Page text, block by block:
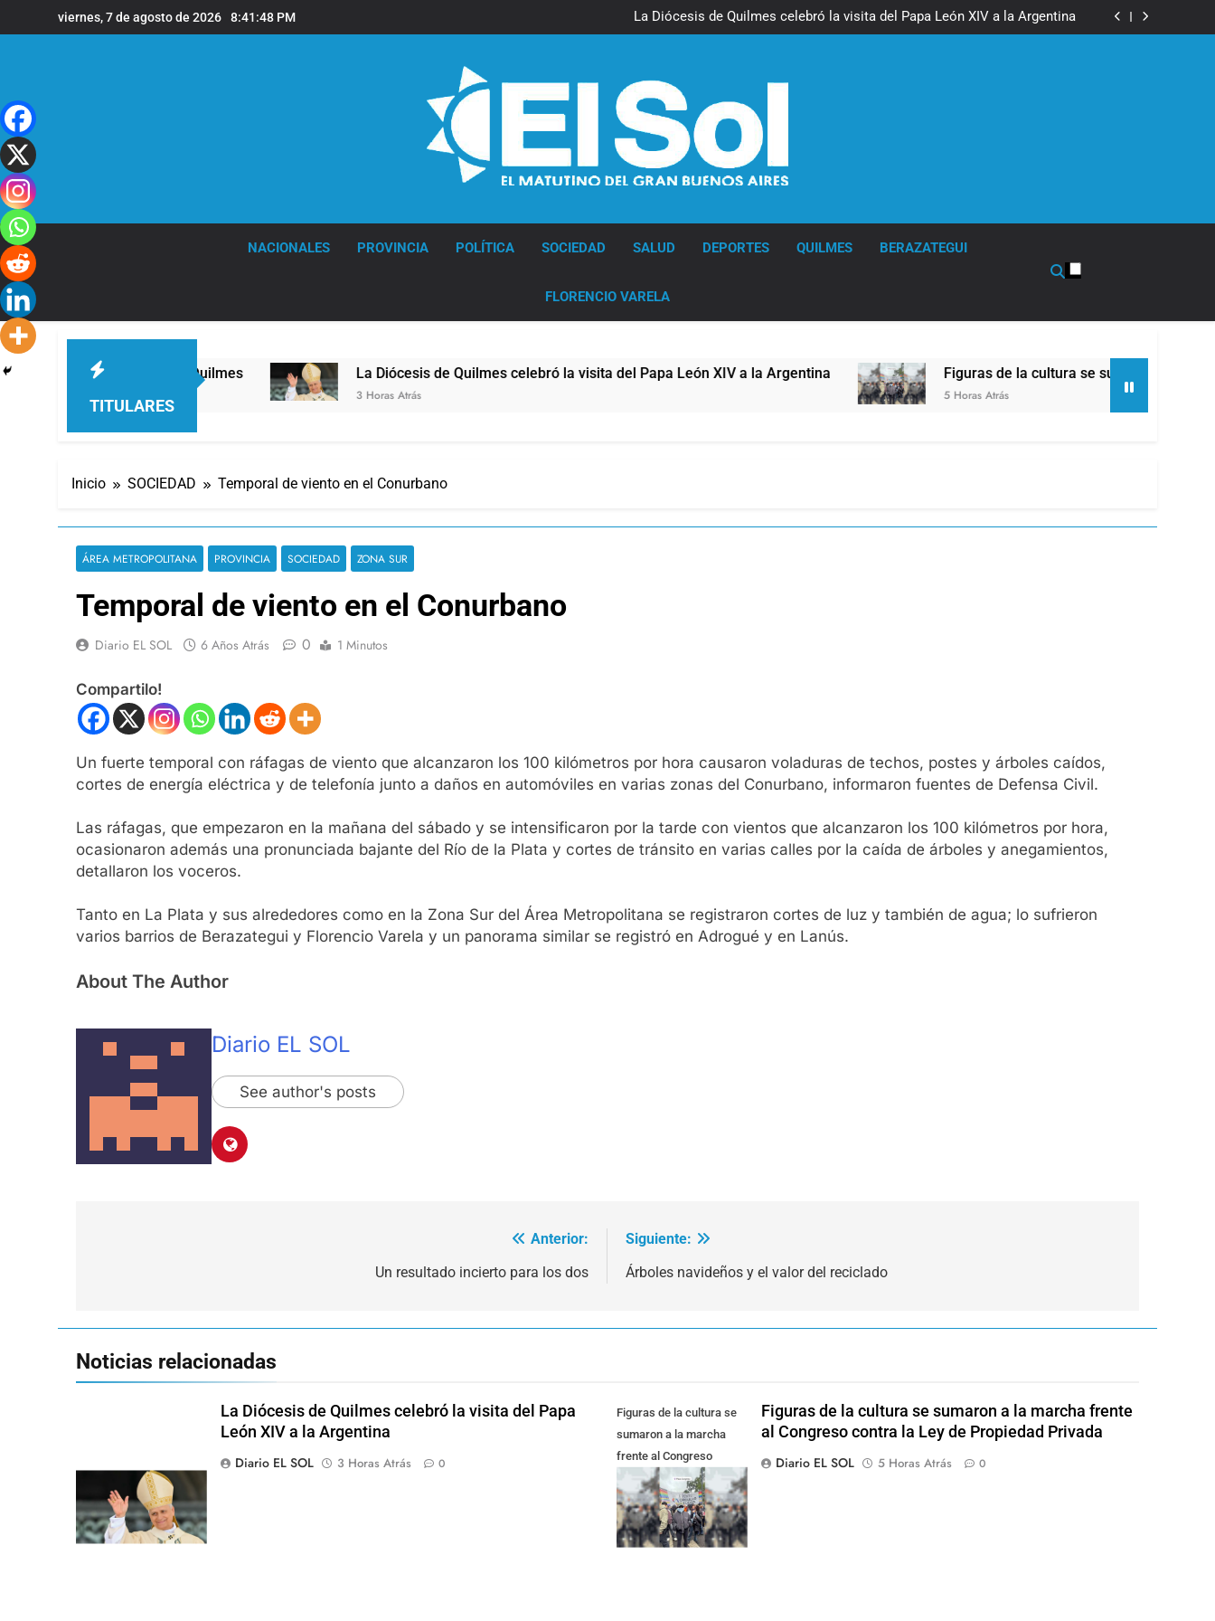
al
viernes, 7 de agosto de 2026 8:41:49 PM
La Diócesis de Quilmes celebró la visita del Papa León XIV a la Argentina
Figuras de la cultura se sumaron a la marcha frente al Congreso contra la
La Diócesis de Quilmes celebró la visita del Papa León XIV a la Argentina
Figuras de la cultura se sumaron a la marcha frente al Congreso contra la
Nueva jornada negativa para los activos argentinos: cayeron las acciones
en Wall Street y el riesgo país quedó al borde de los 450 puntos
NACIONALES PROVINCIA POLÍTICA SOCIEDAD SALUD DEPORTES QUILMES BERAZATEGUI
FLORENCIO VARELA
TITULARES
nivel en la sede de Quilmes La Diócesis de Quilmes celebró la visita del Papa León XIV a la Argentina
3 Horas Atrás
Figuras de la cultura se sumaron a la marcha
5 Horas Atrás
Inicio SOCIEDAD Temporal de viento en el Conurbano
ÁREA METROPOLITANA PROVINCIA SOCIEDAD ZONA SUR
Temporal de viento en el Conurbano
Diario EL SOL 6 Años Atrás 0 1 Minutos
Compartilo!
Un fuerte temporal con ráfagas de viento que alcanzaron los 100 kilómetros por hora causaron voladuras de techos, postes y árboles caídos,
cortes de energía eléctrica y de telefonía junto a daños en automóviles en varias zonas del Conurbano, informaron fuentes de Defensa Civil.
Las ráfagas, que empezaron en la mañana del sábado y se intensificaron por la tarde con vientos que alcanzaron los 100 kilómetros por hora,
ocasionaron además una pronunciada bajante del Río de la Plata y cortes de tránsito en varias calles por la caída de árboles y anegamientos,
detallaron los voceros.
Tanto en La Plata y sus alrededores como en la Zona Sur del Área Metropolitana se registraron cortes de luz y también de agua; lo sufrieron
varios barrios de Berazategui y Florencio Varela y un panorama similar se registró en Adrogué y en Lanús.
About The Author
Diario EL SOL
See author's posts
Anterior:
Un resultado incierto para los dos
Siguiente:
Árboles navideños y el valor del reciclado
Noticias relacionadas
La Diócesis de Quilmes celebró la visita del Papa
León XIV a la Argentina
Diario EL SOL
3 Horas Atrás 0
Figuras de la cultura se
sumaron a la marcha
frente al Congreso
contra la Ley de
Propiedad Privada
Figuras de la cultura se sumaron a la marcha frente
al Congreso contra la Ley de Propiedad Privada
Diario EL SOL
5 Horas Atrás 0